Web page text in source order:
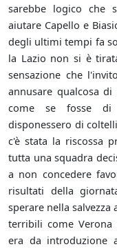
sarebbe logico che
aiutare Capello e
degli ultimi tempi fa
la Lazio non si è
sensazione che
annusare qualcosa
come se fosse di
disponessero di
c'è stata la riscossa
tutta una squadra
a non concedere
risultati della
sperare nella salvezza
terribili come Verona
era da introduzione